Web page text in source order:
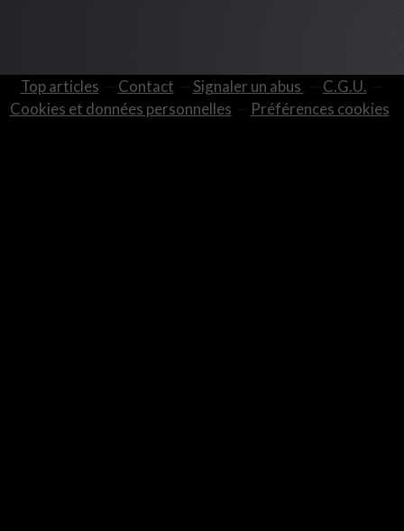
Top articles Contact Signaler un abus
C.G.U.
Cookies et données personnelles
Préférences cookies